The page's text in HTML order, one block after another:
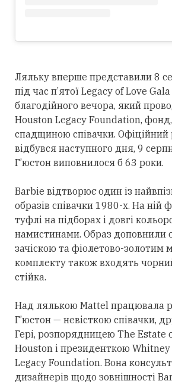
Ляльку вперше представили 8
під час п’ятої Legacy of Love
благодійного вечора, який
Houston Legacy Foundation,
спадщиною співачки. Офіційний
відбувся наступного дня, 9
Г’юстон виповнилося б 63 роки.
Barbie відтворює один із
образів співачки 1980-х. На ній
туфлі на підборах і довгі
намистинами. Образ доповнили
зачіскою та фіолетово-золотим
комплекту також входять
стійка.
Над лялькою Mattel працювала
Г’юстон — невісткою співачки,
Гері, розпорядницею The Estate
Houston і президенткою Whitney
Legacy Foundation. Вона
дизайнерів щодо зовнішності